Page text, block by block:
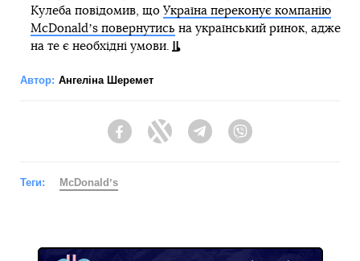
Кулеба повідомив, що Україна переконує компанію
McDonaldʼs повернутись на український ринок, адже
на те є необхідні умови.
Автор: Ангеліна Шеремет
FacebookTwitter Telegram
Теги: McDonaldʼs